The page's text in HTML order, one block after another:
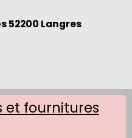
52200 Langres
et fournitures